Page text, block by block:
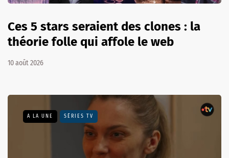
Ces 5 stars seraient des clones : la
théorie folle qui affole le web
10 août 2026
A LA UNE SÉRIES TV